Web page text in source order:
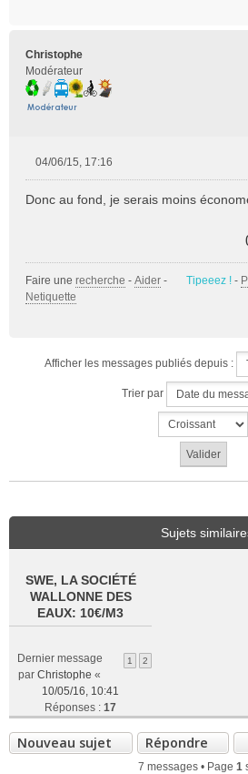
Christophe
Modérateur
s
o
04/06/15, 17:16
Donc au fond, je serais moins
Faire une recherche - Aider - Tipeeez ! -
Netiquette
Afficher les messages publiés depuis :
Trier par
Sujets
SWE, LA SOCIÉTÉ
WALLONNE DES
EAUX: 10€/M3
1 2
Dernier message
par Christophe «
10/05/16, 10:41
Réponses : 17
Nouveau sujet Répondre
7 messages • Page 1